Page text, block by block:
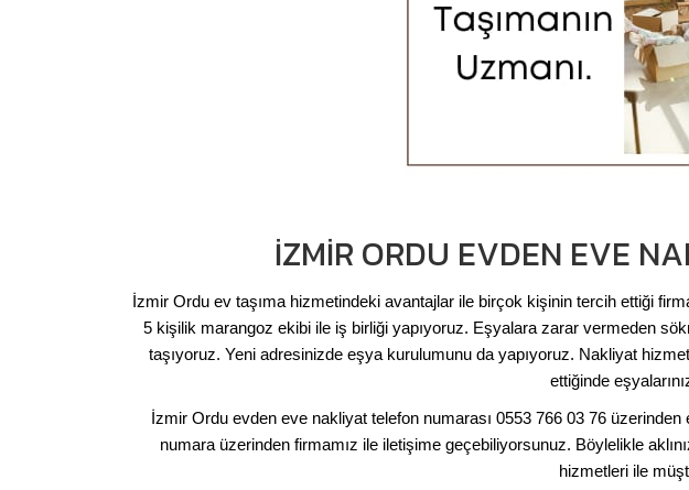
İZMIR ORDU EVDEN EVE
İzmir Ordu ev taşıma hizmetindeki avantajlar ile birçok kişinin tercih ettiği
5 kişilik marangoz ekibi ile iş birliği yapıyoruz. Eşyalara zarar vermeden
taşıyoruz. Yeni adresinizde eşya kurulumunu da yapıyoruz. Nakliyat
ettiğinde
İzmir Ordu evden eve nakliyat telefon numarası 0553 766 03 76
numara üzerinden firmamız ile iletişime geçebiliyorsunuz. Böylelikle
hizmetleri ile